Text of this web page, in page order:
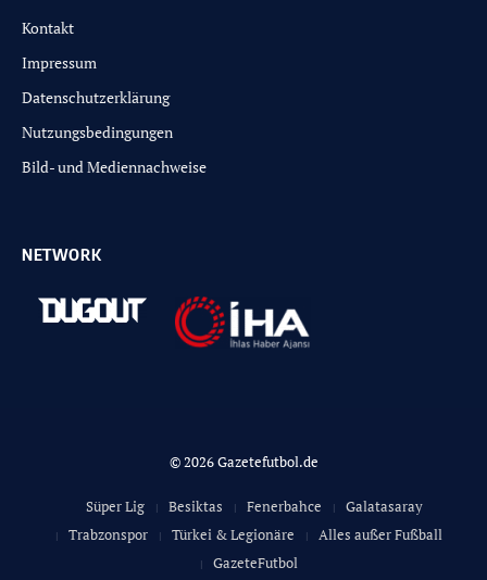
Kontakt
Impressum
Datenschutzerklärung
Nutzungsbedingungen
Bild- und Mediennachweise
NETWORK
© 2026 Gazetefutbol.de
Süper Lig Besiktas Fenerbahce
Galatasaray
Trabzonspor
Türkei & Legionäre
Alles außer Fußball
GazeteFutbol